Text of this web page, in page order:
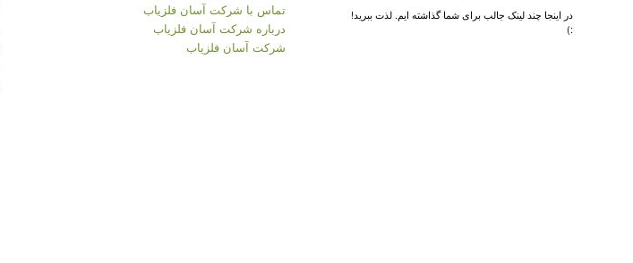
در اینجا چند لینک جالب برای شما گذاشته ایم. لذت ببرید!
:)
تماس با شرکت آسان فلزیاب
درباره شرکت آسان فلزیاب
شرکت آسان فلزیاب